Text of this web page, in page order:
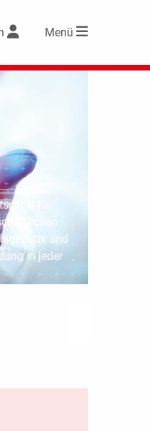
Menü
für
und
in jeder